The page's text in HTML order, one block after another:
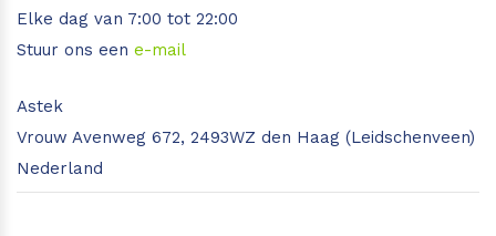
Elke dag van 7:00 tot 22:00
Stuur ons een e-mail
Astek
Vrouw Avenweg 672, 2493WZ den Haag (Leidschenveen)
Nederland